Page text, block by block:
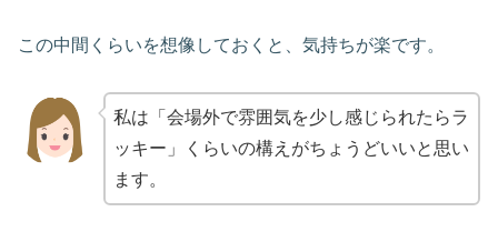
この中間くらいを想像しておくと、気持ちが楽です。
私は「会場外で雰囲気を少し感じられたらラ
ッキー」くらいの構えがちょうどいいと思い
ます。